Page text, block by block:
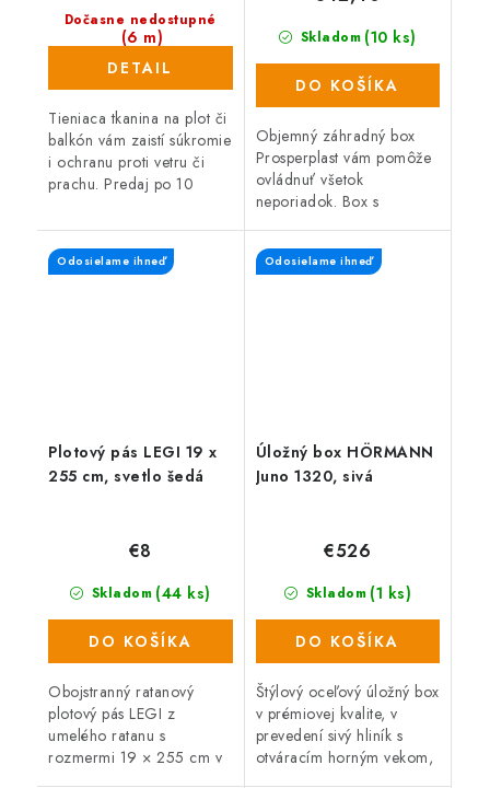
Dočasne nedostupné
(6 m)
DETAIL
Tieniaca tkanina na plot či
balkón vám zaistí súkromie
i ochranu proti vetru či
prachu. Predaj po 10
Skladom (10 ks)
DO KOŠÍKA
Objemný záhradný box
Prosperplast vám pomôže
ovládnuť všetok
neporiadok. Box s
predstavuje praktického a
ľahko premiestniteľného
Plotový pás LEGI 19 x
255 cm, svetlo šedá
Odosielame ihneď
Skladom (44 ks)
€8
DO KOŠÍKA
Obojstranný ratanový
plotový pás LEGI z
umelého ratanu s
rozmermi 19 × 255 cm v
Úložný box HÖRMANN
Juno 1320, sivá
Odosielame ihneď
Skladom (1 ks)
€526
DO KOŠÍKA
Štýlový oceľový úložný box
v prémiovej kvalite, v
prevedení sivý hliník s
otváracím horným vekom,